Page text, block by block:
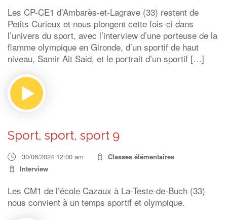
Les CP-CE1 d’Ambarès-et-Lagrave (33) restent de
Petits Curieux et nous plongent cette fois-ci dans
l’univers du sport, avec l’interview d’une porteuse de la
flamme olympique en Gironde, d’un sportif de haut
niveau, Samir Ait Said, et le portrait d’un sportif […]
Sport, sport, sport 9
30/06/2024 12:00 am
Classes élémentaires
Interview
Les CM1 de l’école Cazaux à La-Teste-de-Buch (33)
nous convient à un temps sportif et olympique.